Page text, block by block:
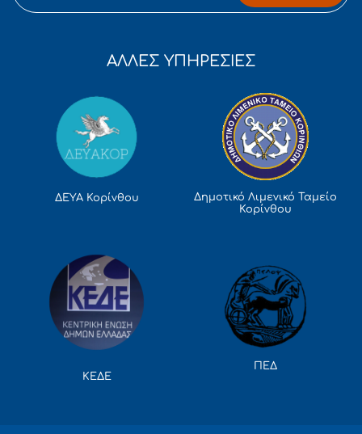
ΑΛΛΕΣ ΥΠΗΡΕΣΙΕΣ
ΔΕΥΑ Κορίνθου
Δημοτικό Λιμενικό Ταμείο
Κορίνθου
ΚΕΔΕ
ΠΕΔ